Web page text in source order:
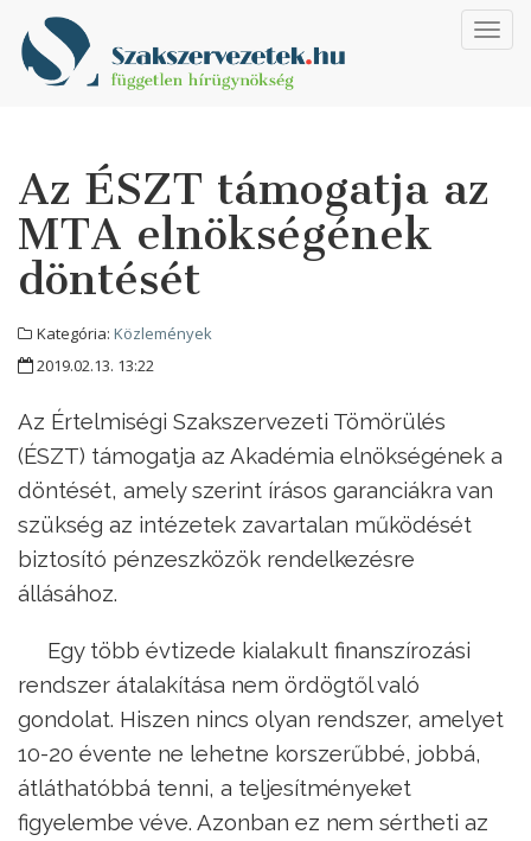
Az ÉSZT támogatja az
MTA elnökségének
döntését
Kategória: Közlemények
2019.02.13. 13:22
Az Értelmiségi Szakszervezeti Tömörülés
(ÉSZT) támogatja az Akadémia elnökségének a
döntését, amely szerint írásos garanciákra van
szükség az intézetek zavartalan működését
biztosító pénzeszközök rendelkezésre
állásához.
Egy több évtizede kialakult finanszírozási
rendszer átalakítása nem ördögtől való
gondolat. Hiszen nincs olyan rendszer, amelyet
10-20 évente ne lehetne korszerűbbé, jobbá,
átláthatóbbá tenni, a teljesítményeket
figyelembe véve. Azonban ez nem sértheti az